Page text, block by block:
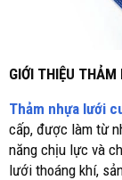
GIỚI THIỆU THẢM
Thảm nhựa lưới
cấp, được làm từ
năng chịu lực và
lưới thoáng khí,